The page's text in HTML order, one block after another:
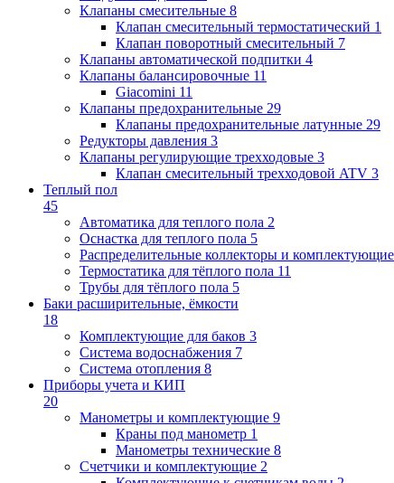
Клапаны cмесительные 8
Клапан cмесительный термостатический 1
Клапан поворотный cмесительный 7
Клапаны автоматической подпитки 4
Клапаны балансировочные 11
Giacomini 11
Клапаны предохранительные 29
Клапаны предохранительные латунные 29
Редукторы давления 3
Клапаны регулирующие трехходовые 3
Клапан смесительный трехходовой ATV 3
Теплый пол
45
Автоматика для теплого пола 2
Оснастка для теплого пола 5
Распределительные коллекторы и
Термостатика для тёплого пола 11
Трубы для тёплого пола 5
Баки расширительные, ёмкости
18
Комплектующие для баков 3
Система водоснабжения 7
Система отопления 8
Приборы учета и КИП
20
Манометры и комплектующие 9
Краны под манометр 1
Манометры технические 8
Счетчики и комплектующие 2